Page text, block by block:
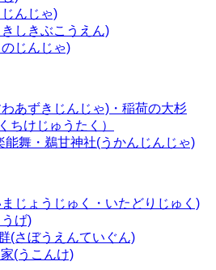
んじゃ)
しきぶこうえん)
じんじゃ)
あずきじんじゃ)・稲荷の大杉
ちけじゅうたく）
能舞・鵜甘神社(うかんじんじゃ)
じょうじゅく・いたどりじゅく)
げ)
(さぼうえんていぐん)
(うこんけ)